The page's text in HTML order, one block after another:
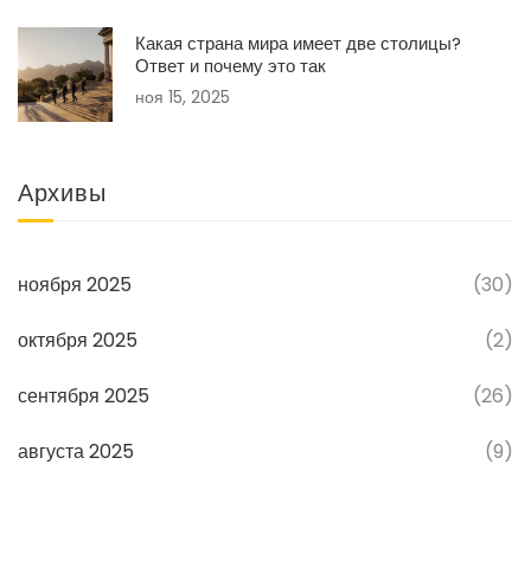
Какая страна мира имеет две столицы?
Ответ и почему это так
ноя 15, 2025
Архивы
ноября 2025 (30)
октября 2025 (2)
сентября 2025 (26)
августа 2025 (9)